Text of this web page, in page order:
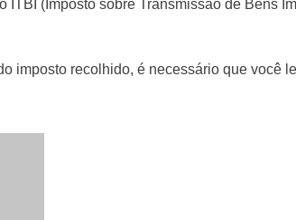
ITBI (Imposto sobre Transmissão de Bens
imposto recolhido, é necessário que você